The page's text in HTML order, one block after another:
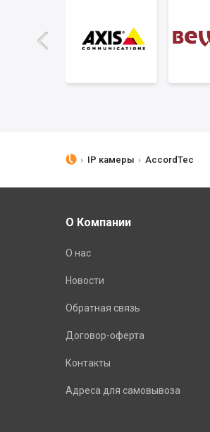
IP камеры AccordTec
О Компании
О нас
Новости
Обратная связь
Договор-оферта
Контакты
Адреса для самовывоза